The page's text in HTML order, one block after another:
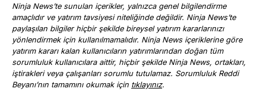
Ninja News’te sunulan içerikler, yalnızca genel bilgilendirme
amaçlıdır ve yatırım tavsiyesi niteliğinde değildir. Ninja News’te
paylaşılan bilgiler hiçbir şekilde bireysel yatırım kararlarınızı
yönlendirmek için kullanılmamalıdır. Ninja News içeriklerine göre
yatırım kararı kalan kullanıcıların yatırımlarından doğan tüm
sorumluluk kullanıcılara aittir, hiçbir şekilde Ninja News, ortakları,
iştirakleri veya çalışanları sorumlu tutulamaz. Sorumluluk Reddi
Beyanı’nın tamamını okumak için tıklayınız.